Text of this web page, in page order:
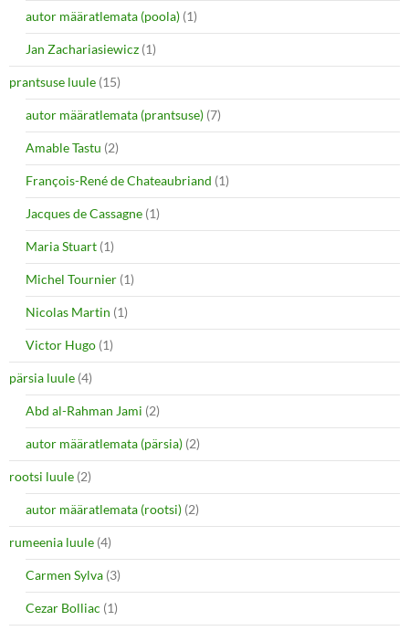
autor määratlemata (poola) (1)
Jan Zachariasiewicz (1)
prantsuse luule (15)
autor määratlemata (prantsuse) (7)
Amable Tastu (2)
François-René de Chateaubriand (1)
Jacques de Cassagne (1)
Maria Stuart (1)
Michel Tournier (1)
Nicolas Martin (1)
Victor Hugo (1)
pärsia luule (4)
Abd al-Rahman Jami (2)
autor määratlemata (pärsia) (2)
rootsi luule (2)
autor määratlemata (rootsi) (2)
rumeenia luule (4)
Carmen Sylva (3)
Cezar Bolliac (1)